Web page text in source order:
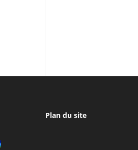
Plan du site